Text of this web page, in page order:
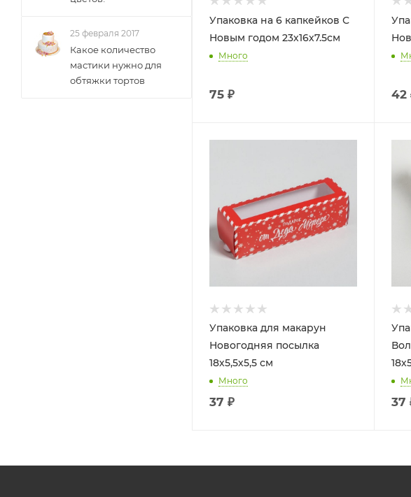
Упаковка на 6 капкейков С
Новым годом 23х16х7.5см
Много
75 ₽ 42
Упаковка для макарун
Новогодняя посылка
18х5,5х5,5 см
Много
37 ₽ 37
25 февраля 2017
Какое количество
мастики нужно для
обтяжки тортов